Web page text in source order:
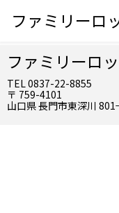
ファミリーロ
ファミリーロ
TEL 0837-22-8855
〒 759-4101
山口県 長門市東深川